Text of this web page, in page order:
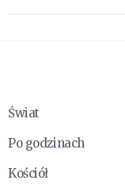
Świat
Po godzinach
Kościół